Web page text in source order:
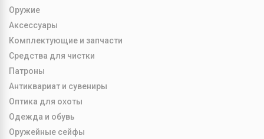
Оружие
Аксессуары
Комплектующие и запчасти
Средства для чистки
Патроны
Антиквариат и сувениры
Оптика для охоты
Одежда и обувь
Оружейные сейфы